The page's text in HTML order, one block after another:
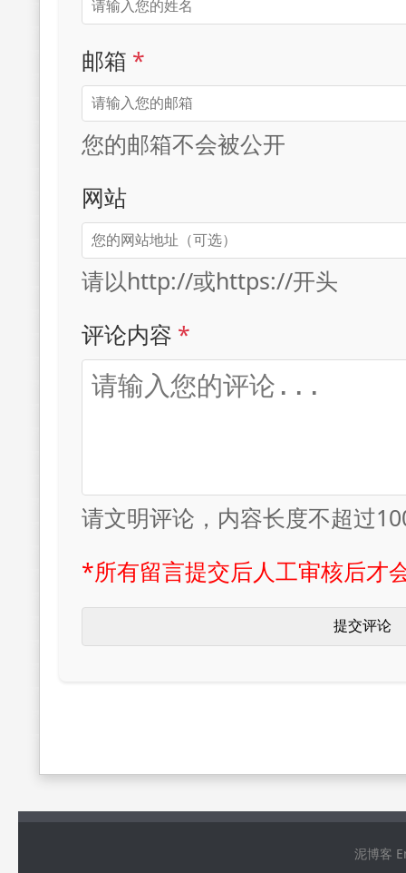
邮箱 *
您的邮箱不会被公开
网站
请以http://或https://开头
评论内容 *
请文明评论，内容长度不超过
*所有留言提交后人工审核后才
泥博客